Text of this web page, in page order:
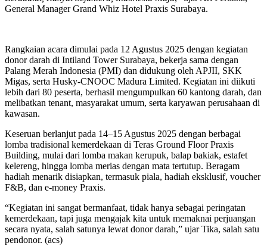
General Manager Grand Whiz Hotel Praxis Surabaya.
Rangkaian acara dimulai pada 12 Agustus 2025 dengan kegiatan
donor darah di Intiland Tower Surabaya, bekerja sama dengan
Palang Merah Indonesia (PMI) dan didukung oleh APJII, SKK
Migas, serta Husky-CNOOC Madura Limited. Kegiatan ini diikuti
lebih dari 80 peserta, berhasil mengumpulkan 60 kantong darah, dan
melibatkan tenant, masyarakat umum, serta karyawan perusahaan di
kawasan.
Keseruan berlanjut pada 14–15 Agustus 2025 dengan berbagai
lomba tradisional kemerdekaan di Teras Ground Floor Praxis
Building, mulai dari lomba makan kerupuk, balap bakiak, estafet
kelereng, hingga lomba merias dengan mata tertutup. Beragam
hadiah menarik disiapkan, termasuk piala, hadiah eksklusif, voucher
F&B, dan e-money Praxis.
“Kegiatan ini sangat bermanfaat, tidak hanya sebagai peringatan
kemerdekaan, tapi juga mengajak kita untuk memaknai perjuangan
secara nyata, salah satunya lewat donor darah,” ujar Tika, salah satu
pendonor. (acs)